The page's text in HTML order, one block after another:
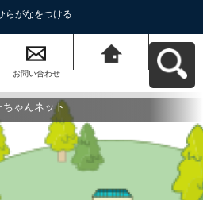
らがなをつける
お問い合わせ
ットへ戻る
ゃんネット